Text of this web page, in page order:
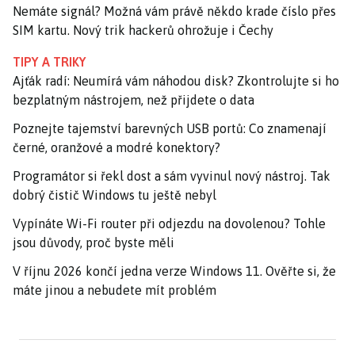
Nemáte signál? Možná vám právě někdo krade číslo přes
SIM kartu. Nový trik hackerů ohrožuje i Čechy
TIPY A TRIKY
Ajťák radí: Neumírá vám náhodou disk? Zkontrolujte si ho
bezplatným nástrojem, než přijdete o data
Poznejte tajemství barevných USB portů: Co znamenají
černé, oranžové a modré konektory?
Programátor si řekl dost a sám vyvinul nový nástroj. Tak
dobrý čistič Windows tu ještě nebyl
Vypínáte Wi-Fi router při odjezdu na dovolenou? Tohle
jsou důvody, proč byste měli
V říjnu 2026 končí jedna verze Windows 11. Ověřte si, že
máte jinou a nebudete mít problém